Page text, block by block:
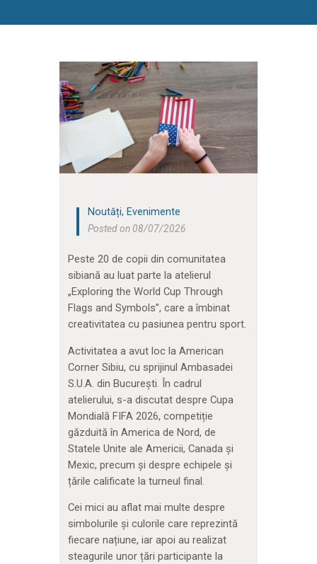
Noutăți, Evenimente
Posted on 08/07/2026
Peste 20 de copii din comunitatea
sibiană au luat parte la atelierul
„Exploring the World Cup Through
Flags and Symbols”, care a îmbinat
creativitatea cu pasiunea pentru sport.
Activitatea a avut loc la American
Corner Sibiu, cu sprijinul Ambasadei
S.U.A. din București. În cadrul
atelierului, s-a discutat despre Cupa
Mondială FIFA 2026, competiție
găzduită în America de Nord, de
Statele Unite ale Americii, Canada și
Mexic, precum și despre echipele și
țările calificate la turneul final.
Cei mici au aflat mai multe despre
simbolurile și culorile care reprezintă
fiecare națiune, iar apoi au realizat
steagurile unor țări participante la